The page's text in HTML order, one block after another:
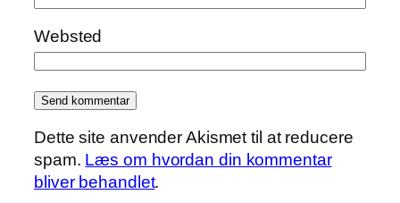
Websted
Dette site anvender Akismet til at reducere
spam. Læs om hvordan din kommentar
bliver behandlet.